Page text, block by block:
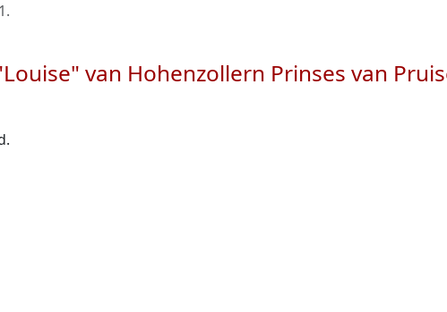
.
van Hohenzollern Prinses van